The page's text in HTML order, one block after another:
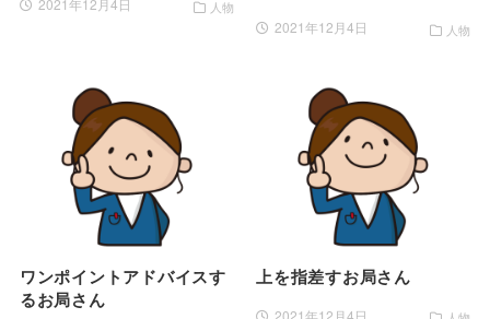
2021年12月4日 人物
2021年12月4日 人物
ワンポイントアドバイスす
るお局さん
上を指差すお局さん
2021年12月4日